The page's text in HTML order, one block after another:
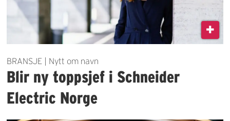
BRANSJE | Nytt om navn
Blir ny toppsjef i Schneider
Electric Norge